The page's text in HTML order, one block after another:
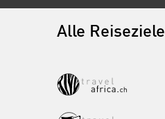
Alle Reiseziele